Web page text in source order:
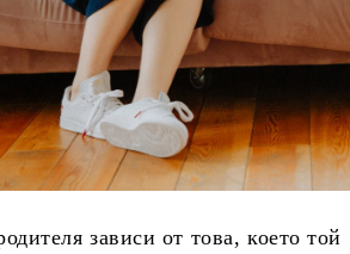
зависи от това, което той